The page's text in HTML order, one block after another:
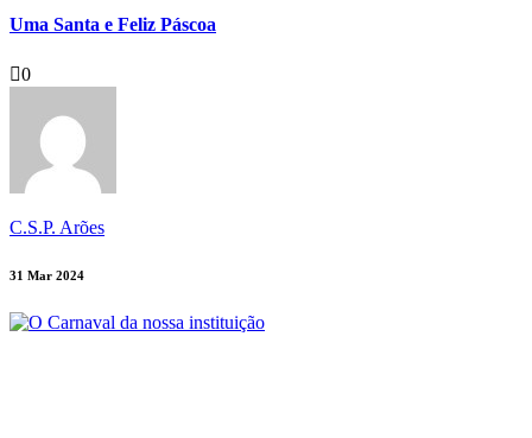
Uma Santa e Feliz Páscoa
0
C.S.P. Arões
31 Mar 2024